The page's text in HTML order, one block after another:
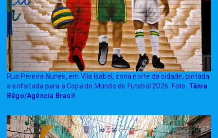
Rua Pereira Nunes, em Vila Isabel, zona norte da cidade, pintada
e enfeitada para a Copa do Mundo de Futebol 2026. Foto: Tânia
Rêgo/Agência Brasil